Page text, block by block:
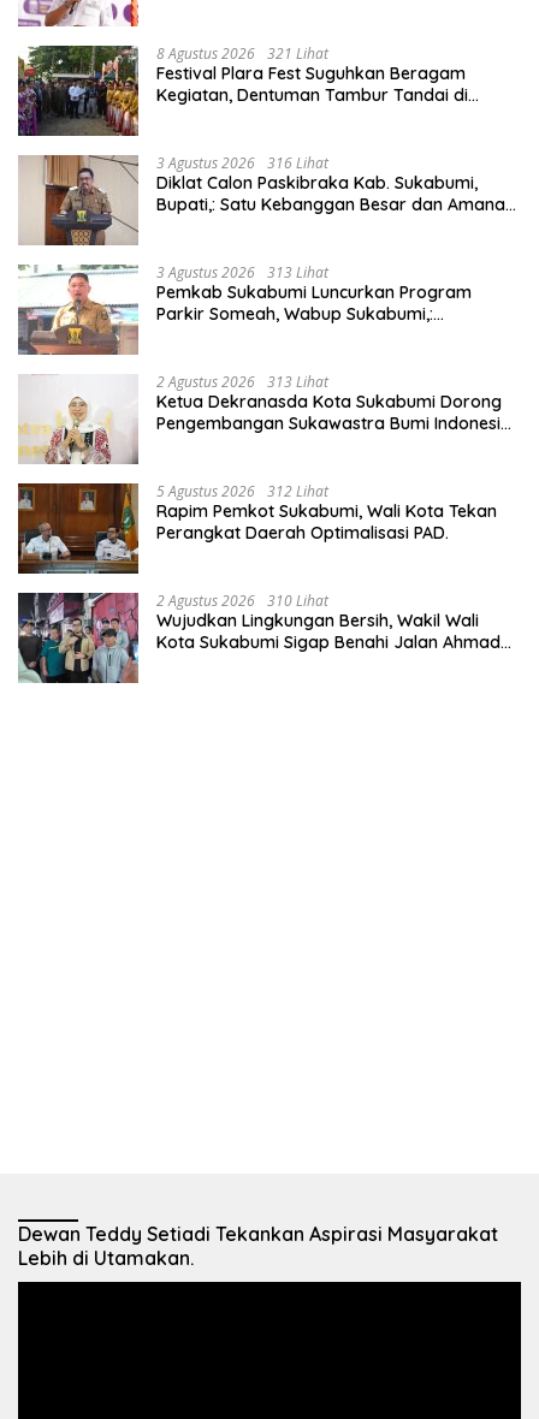
8 Agustus 2026 321 Lihat
Festival Plara Fest Suguhkan Beragam
Kegiatan, Dentuman Tambur Tandai di
3 Agustus 2026 316 Lihat
Diklat Calon Paskibraka Kab. Sukabumi,
Bupati,: Satu Kebanggan Besar dan Amanah
3 Agustus 2026 313 Lihat
Pemkab Sukabumi Luncurkan Program
Parkir Someah, Wabup Sukabumi,:
2 Agustus 2026 313 Lihat
Ketua Dekranasda Kota Sukabumi Dorong
Pengembangan Sukawastra Bumi Indonesia,
5 Agustus 2026 312 Lihat
Rapim Pemkot Sukabumi, Wali Kota Tekan
Perangkat Daerah Optimalisasi PAD.
2 Agustus 2026 310 Lihat
Wujudkan Lingkungan Bersih, Wakil Wali
Kota Sukabumi Sigap Benahi Jalan Ahmad
Dewan Teddy Setiadi Tekankan Aspirasi Masyarakat
Lebih di Utamakan.